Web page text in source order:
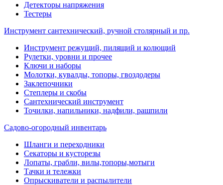
Детекторы напряжения
Тестеры
Инструмент сантехнический, ручной столярный и пр.
Инструмент режущий, пилящий и колющий
Рулетки, уровни и прочее
Ключи и наборы
Молотки, кувалды, топоры, гвоздодеры
Заклепочники
Степлеры и скобы
Сантехнический инструмент
Точилки, напильники, надфили, рашпили
Садово-огородный инвентарь
Шланги и переходники
Секаторы и кусторезы
Лопаты, грабли, вилы,топоры,мотыги
Тачки и тележки
Опрыскиватели и распылители